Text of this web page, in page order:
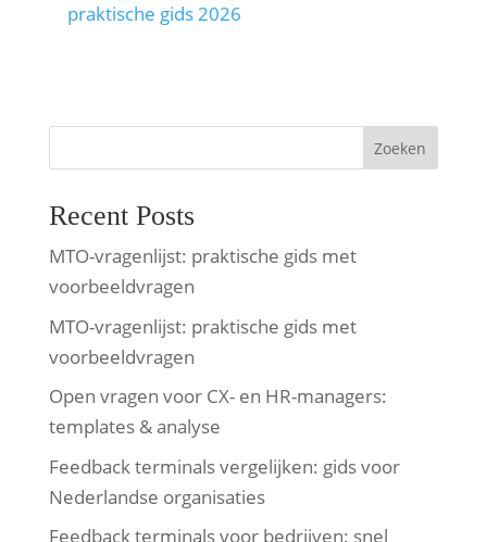
praktische gids 2026
Zoeken
Recent Posts
MTO-vragenlijst: praktische gids met
voorbeeldvragen
MTO-vragenlijst: praktische gids met
voorbeeldvragen
Open vragen voor CX- en HR-managers:
templates & analyse
Feedback terminals vergelijken: gids voor
Nederlandse organisaties
Feedback terminals voor bedrijven: snel